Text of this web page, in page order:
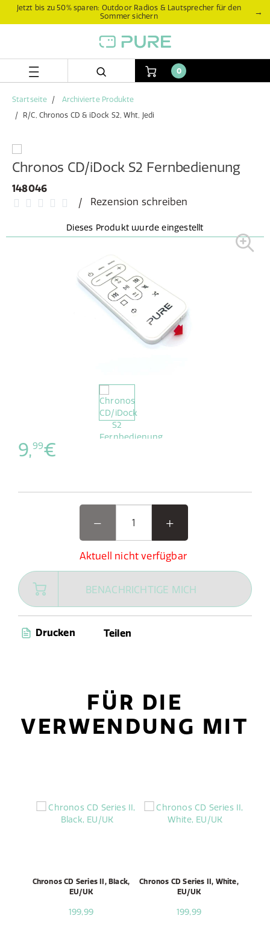
Zum
ZumJetzt bis zu 50% sparen: Outdoor Radios & Lautsprecher für den
Sommer sichern
→
0
Startseite
Archivierte Produkte
R/C, Chronos CD & iDock S2, Wht, Jedi
Chronos CD/iDock S2 Fernbedienung
148046
Rezension schreiben
9,99€
Aktuell nicht verfügbar
BENACHRICHTIGE MICH
Drucken Teilen
FÜR DIE
VERWENDUNG MIT
Chronos CD Series II, Black,
EU/UK
199,99
Chronos CD Series II, White,
EU/UK
199,99